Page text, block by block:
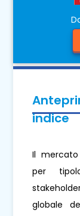
indice
Il
per
globale